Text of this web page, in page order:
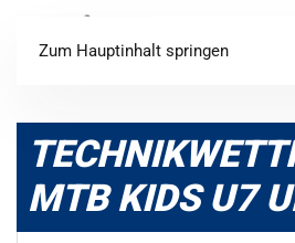
Zum Hauptinhalt springen
MTB KIDS U7